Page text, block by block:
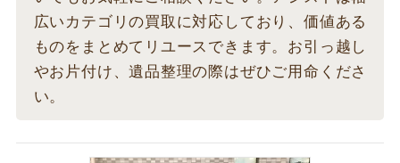
広いカテゴリの買取に対応しており、価値ある
ものをまとめてリユースできます。お引っ越し
やお片付け、遺品整理の際はぜひご用命くださ
い。